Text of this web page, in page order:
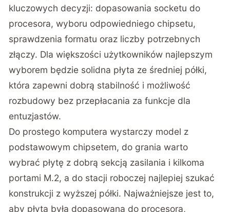
kluczowych decyzji: dopasowania socketu do
procesora, wyboru odpowiedniego chipsetu,
sprawdzenia formatu oraz liczby potrzebnych
złączy. Dla większości użytkowników najlepszym
wyborem będzie solidna płyta ze średniej półki,
która zapewni dobrą stabilność i możliwość
rozbudowy bez przepłacania za funkcje dla
entuzjastów.
Do prostego komputera wystarczy model z
podstawowym chipsetem, do grania warto
wybrać płytę z dobrą sekcją zasilania i kilkoma
portami M.2, a do stacji roboczej najlepiej szukać
konstrukcji z wyższej półki. Najważniejsze jest to,
aby płyta była dopasowana do procesora,